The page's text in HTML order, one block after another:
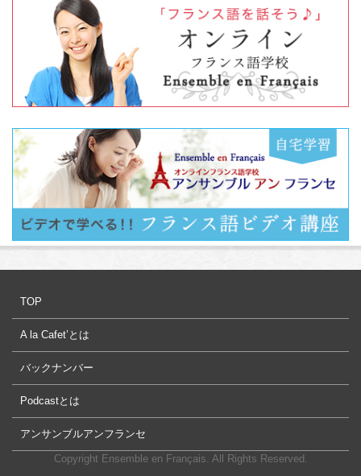
TOP
A la Cafet’とは
バックナンバー
Podcastとは
アンサンブルアンフランセ
Copyright Ensemble en Français. All Rights Reserved.